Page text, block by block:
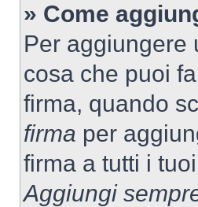
» Come
Per aggiungere
cosa che puoi
firma, quando
firma per
firma a tutti i
Aggiungi